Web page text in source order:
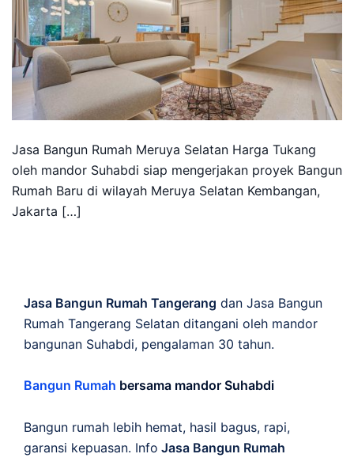
Jasa Bangun Rumah Meruya Selatan Harga Tukang
oleh mandor Suhabdi siap mengerjakan proyek Bangun
Rumah Baru di wilayah Meruya Selatan Kembangan,
Jakarta […]
Jasa Bangun Rumah Tangerang dan Jasa Bangun
Rumah Tangerang Selatan ditangani oleh mandor
bangunan Suhabdi, pengalaman 30 tahun.
Bangun Rumah bersama mandor Suhabdi
Bangun rumah lebih hemat, hasil bagus, rapi,
garansi kepuasan. Info Jasa Bangun Rumah